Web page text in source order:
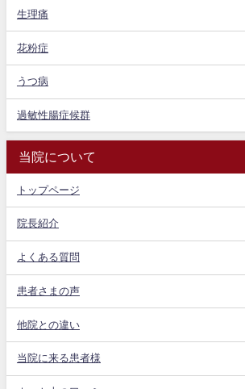
生理痛
花粉症
うつ病
過敏性腸症候群
当院について
トップページ
院長紹介
よくある質問
患者さまの声
他院との違い
当院に来る患者様